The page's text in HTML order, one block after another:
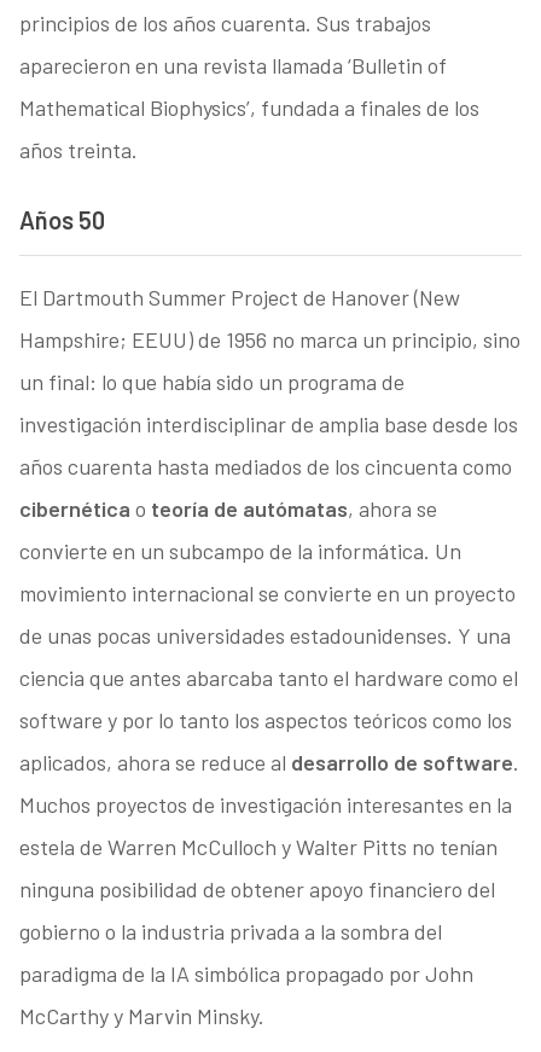
principios de los años cuarenta. Sus trabajos
aparecieron en una revista llamada ‘Bulletin of
Mathematical Biophysics’, fundada a finales de los
años treinta.
Años 50
El Dartmouth Summer Project de Hanover (New
Hampshire; EEUU) de 1956 no marca un principio, sino
un final: lo que había sido un programa de
investigación interdisciplinar de amplia base desde los
años cuarenta hasta mediados de los cincuenta como
cibernética o teoría de autómatas, ahora se
convierte en un subcampo de la informática. Un
movimiento internacional se convierte en un proyecto
de unas pocas universidades estadounidenses. Y una
ciencia que antes abarcaba tanto el hardware como el
software y por lo tanto los aspectos teóricos como los
aplicados, ahora se reduce al desarrollo de software.
Muchos proyectos de investigación interesantes en la
estela de Warren McCulloch y Walter Pitts no tenían
ninguna posibilidad de obtener apoyo financiero del
gobierno o la industria privada a la sombra del
paradigma de la IA simbólica propagado por John
McCarthy y Marvin Minsky.